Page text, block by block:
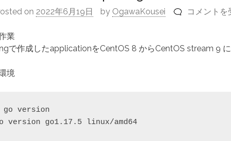
on 2022年6月19日 by OgawaKousei
go
package
コメントを
業
で作成したapplicationをCentOS 8 からCentOS stream 9
境
go version
version go1.17.5 linux/amd64